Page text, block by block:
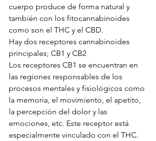
cuerpo produce de forma natural y
también con los fitocannabinoides
como son el THC y el CBD.
Hay dos receptores cannabinoides
principales; CB1 y CB2
Los receptores CB1 se encuentran en
las regiones responsables de los
procesos mentales y fisiológicos como
la memoria, el movimiento, el apetito,
la percepción del dolor y las
emociones, etc. Este receptor está
especialmente vinculado con el THC.